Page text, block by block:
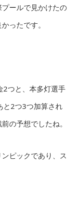
ールで見かけたの
ったです。
2つと、本多灯選手
と2つ3つ加算され
の予想でしたね。
ピックであり、ス